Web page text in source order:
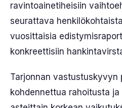
ravintoainetiheisiin
seurattava
vuosittaisia
konkreettisiin
Tarjonnan vastustuskyvyn
kohdennettua rahoitusta